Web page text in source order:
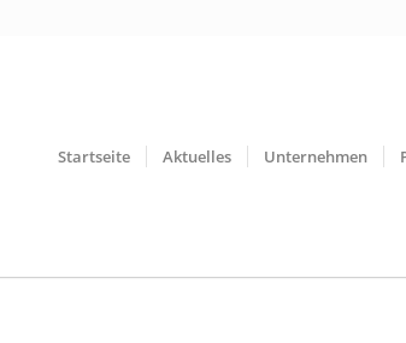
Startseite Aktuelles Unternehmen